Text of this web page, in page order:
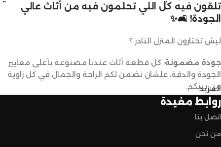
تلقون فيه كل اللي تحلمون فيه من أثاث عالي
الجودة! 🛋️✨
ليش تختارون المنزل النادر ؟
جودة مضمونة: كل قطعة أثاث عندنا مصنوعة بأعلى معايير
الجودة والدقة، علشان نضمن لكم الراحة والجمال في كل زاوية
من بيتكم.
تصاميم متنوعة
الأذواق والديكورات. ما راح تحتاجون تدورون كثير علشان تلقون
اللي يعجبكم.
المزيد
روابط مفيدة
اتصل بنا
من نحن